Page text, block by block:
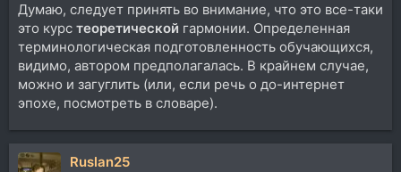
Думаю, следует принять во внимание, что это все-таки
это курс теоретической гармонии. Определенная
терминологическая подготовленность обучающихся,
видимо, автором предполагалась. В крайнем случае,
можно и загуглить (или, если речь о до-интернет
эпохе, посмотреть в словаре).
Ruslan25